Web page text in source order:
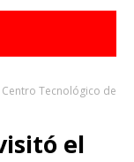
Tecnológico de
el